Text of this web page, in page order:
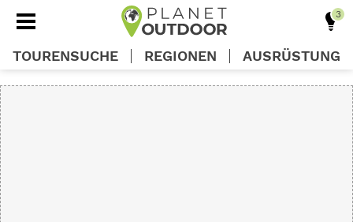
TOURENSUCHE REGIONEN AUSRÜSTUNG